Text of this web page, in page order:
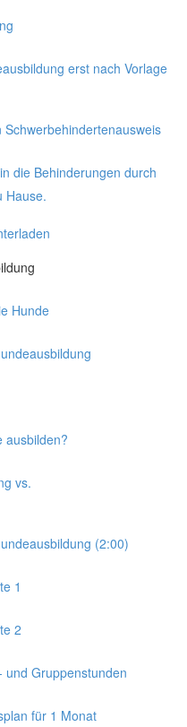
erst nach Vorlage
die Behinderungen durch
Hause.
Hunde
ausbilden?
vs.
(2:00)
1
2
und Gruppenstunden
für 1 Monat